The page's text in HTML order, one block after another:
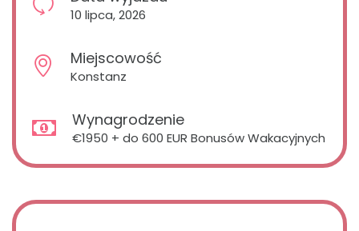
10 lipca, 2026
Miejscowość
Konstanz
Wynagrodzenie
€1950 + do 600 EUR Bonusów Wakacyjnych